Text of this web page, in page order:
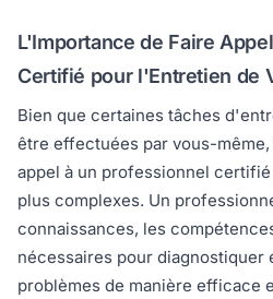
L'Importance de Faire
Certifié pour l'Entretien de
Bien que certaines tâches
être effectuées par vous-
appel à un professionnel
plus complexes. Un
connaissances, les
nécessaires pour diagnostiquer
problèmes de manière efficace